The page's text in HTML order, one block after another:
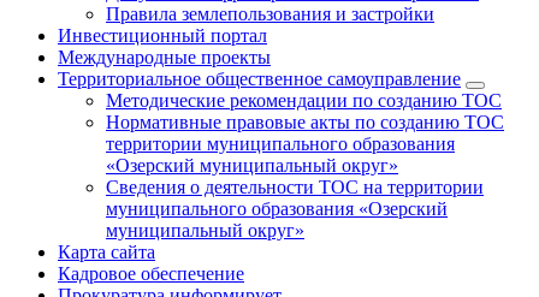
Правила землепользования и застройки
Инвестиционный портал
Международные проекты
Территориальное общественное самоуправление
Методические рекомендации по созданию ТОС
Нормативные правовые акты по созданию ТОС
территории муниципального образования
«Озерский муниципальный округ»
Сведения о деятельности ТОС на территории
муниципального образования «Озерский
муниципальный округ»
Карта сайта
Кадровое обеспечение